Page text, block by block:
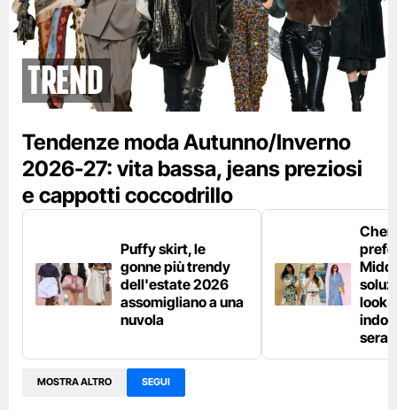
Trend
Tendenze moda Autunno/Inverno
2026-27: vita bassa, jeans preziosi
e cappotti coccodrillo
Puffy skirt, le
gonne più trendy
dell'estate 2026
assomigliano a una
nuvola
look
sera
MOSTRA ALTRO SEGUI